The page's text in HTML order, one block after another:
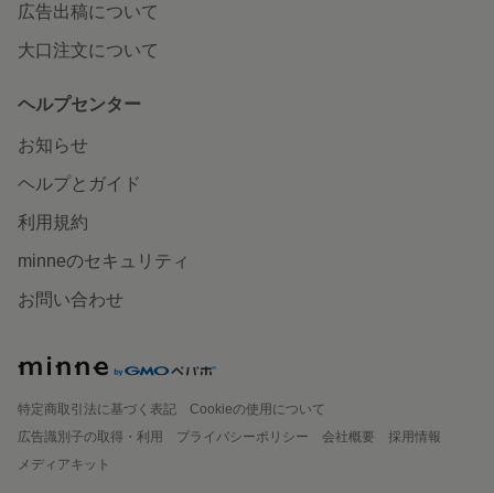
広告出稿について
大口注文について
ヘルプセンター
お知らせ
ヘルプとガイド
利用規約
minneのセキュリティ
お問い合わせ
特定商取引法に基づく表記
Cookieの使用について
広告識別子の取得・利用
プライバシーポリシー 会社概要
採用情報
メディアキット